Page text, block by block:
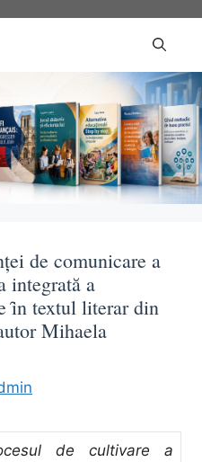
de comunicare a
integrată a
ȋn textul literar din
Mihaela
de cultivare a